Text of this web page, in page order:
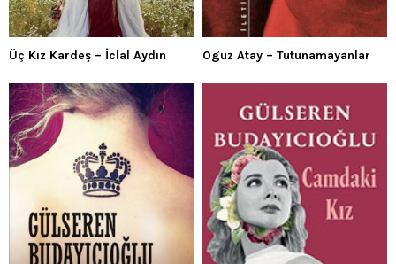
Üç Kız Kardeş – İclal Aydın Oguz Atay – Tutunamayanlar